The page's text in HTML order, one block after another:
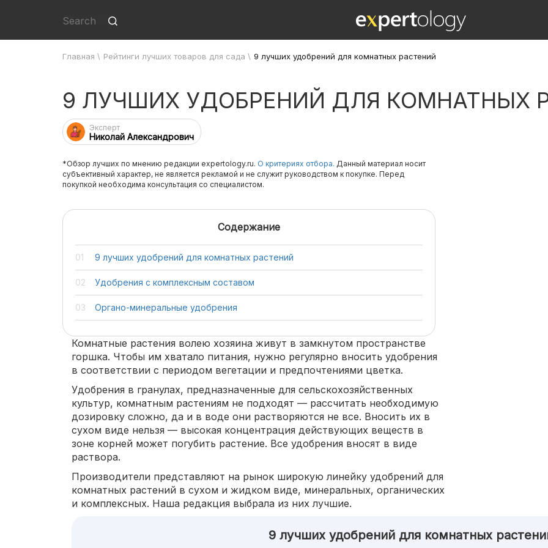
Главная \ Рейтинги лучших товаров для сада \ 9 лучших удобрений для комнатных растений
9 ЛУЧШИХ УДОБРЕНИЙ ДЛЯ КОМНАТНЫХ
Эксперт
Николай Александрович
*Обзор лучших по мнению редакции expertology.ru. О критериях отбора. Данный материал носит
субъективный характер, не является рекламой и не служит руководством к покупке. Перед
покупкой необходима консультация со специалистом.
Содержание
9 лучших удобрений для комнатных растений
Удобрения с комплексным составом
Органо-минеральные удобрения
Комнатные растения волею хозяина живут в замкнутом пространстве
горшка. Чтобы им хватало питания, нужно регулярно вносить удобрения
в соответствии с периодом вегетации и предпочтениями цветка.
Удобрения в гранулах, предназначенные для сельскохозяйственных
культур, комнатным растениям не подходят — рассчитать необходимую
дозировку сложно, да и в воде они растворяются не все. Вносить их в
сухом виде нельзя — высокая концентрация действующих веществ в
зоне корней может погубить растение. Все удобрения вносят в виде
раствора.
Производители представляют на рынок широкую линейку удобрений для
комнатных растений в сухом и жидком виде, минеральных, органических
и комплексных. Наша редакция выбрала из них лучшие.
9 лучших удобрений для комнатных